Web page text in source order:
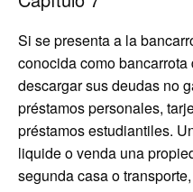
Si se presenta a la
conocida como
descargar sus deudas no
préstamos personales,
préstamos estudiantiles.
liquide o venda una
segunda casa o